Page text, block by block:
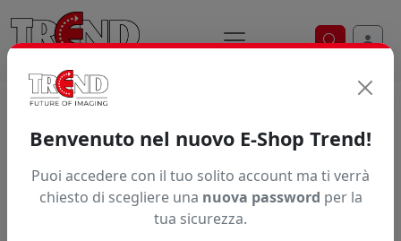
Ricerca
Articolo non trovato.
Benvenuto nel nuovo E-Shop Trend!
Puoi accedere con il tuo solito account ma ti verrà
chiesto di scegliere una nuova password per la
tua sicurezza.